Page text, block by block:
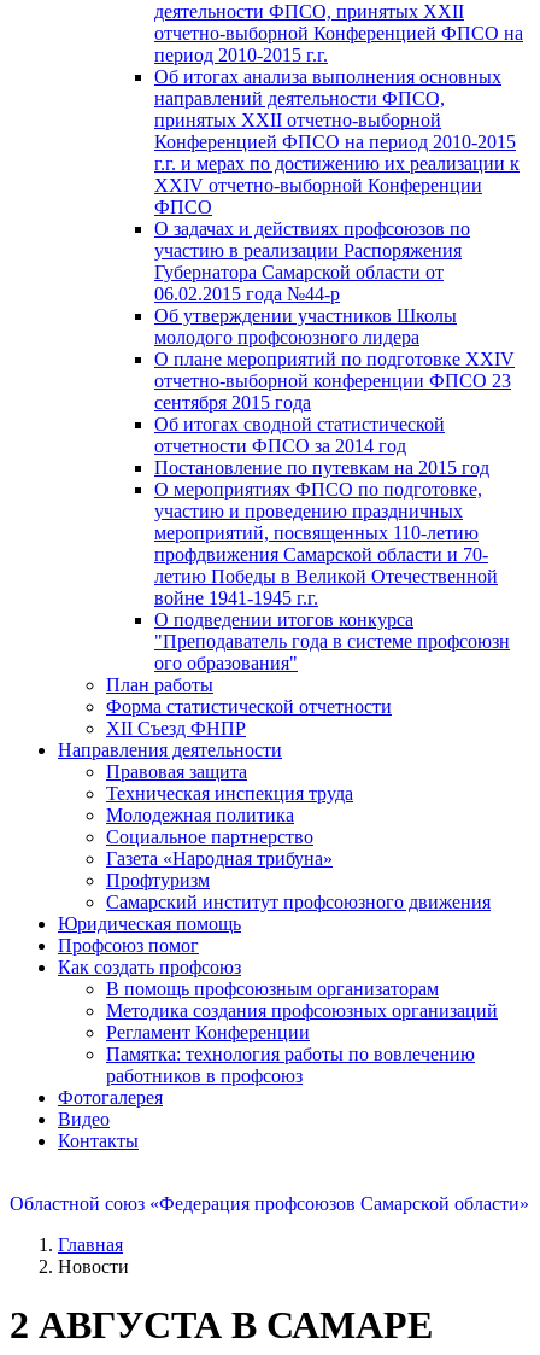
деятельности ФПСО, принятых XXII
отчетно-выборной Конференцией ФПСО на
период 2010-2015 г.г.
Об итогах анализа выполнения основных
направлений деятельности ФПСО,
принятых XXII отчетно-выборной
Конференцией ФПСО на период 2010-2015
г.г. и мерах по достижению их реализации к
XXIV отчетно-выборной Конференции
ФПСО
О задачах и действиях профсоюзов по
участию в реализации Распоряжения
Губернатора Самарской области от
06.02.2015 года №44-р
Об утверждении участников Школы
молодого профсоюзного лидера
О плане мероприятий по подготовке XXIV
отчетно-выборной конференции ФПСО 23
сентября 2015 года
Об итогах сводной статистической
отчетности ФПСО за 2014 год
Постановление по путевкам на 2015 год
О мероприятиях ФПСО по подготовке,
участию и проведению праздничных
мероприятий, посвященных 110-летию
профдвижения Самарской области и 70-
летию Победы в Великой Отечественной
войне 1941-1945 г.г.
О подведении итогов конкурса
"Преподаватель года в системе профсоюзн
ого образования"
План работы
Форма статистической отчетности
XII Съезд ФНПР
Направления деятельности
Правовая защита
Техническая инспекция труда
Молодежная политика
Социальное партнерство
Газета «Народная трибуна»
Профтуризм
Самарский институт профсоюзного движения
Юридическая помощь
Профсоюз помог
Как создать профсоюз
В помощь профсоюзным организаторам
Методика создания профсоюзных организаций
Регламент Конференции
Памятка: технология работы по вовлечению
работников в профсоюз
Фотогалерея
Видео
Контакты
Областной союз «Федерация профсоюзов Самарской области»
Главная
Новости
2 АВГУСТА В САМАРЕ